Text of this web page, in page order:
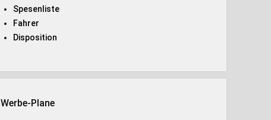
Spesenliste
Fahrer
Disposition
Werbe-Plane